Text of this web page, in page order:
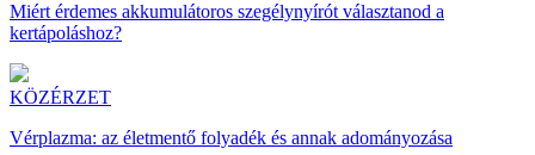
Miért érdemes akkumulátoros szegélynyírót választanod a
kertápoláshoz?
KÖZÉRZET
Vérplazma: az életmentő folyadék és annak adományozása